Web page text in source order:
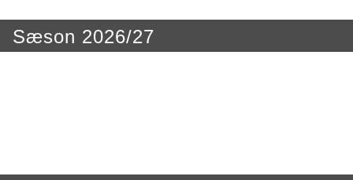
Sæson 2026/27